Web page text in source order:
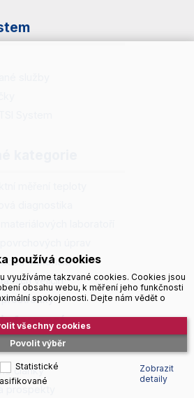
materiálů
veličin
prostředky
články
prospekty
používá cookies
využíváme takzvané cookies. Cookies jsou
obsahu webu, k měření jeho funkčnosti
spokojenosti. Dejte nám vědět o
Povolit výběr
všechny cookies
Statistické
Zobrazit
detaily